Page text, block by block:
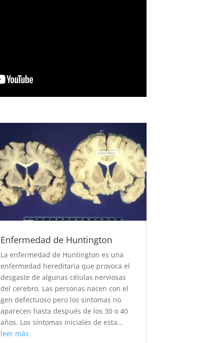
Enfermedad de Huntington
La enfermedad de Huntington es una
enfermedad hereditaria que provoca el
desgaste de algunas células nerviosas
del cerebro. Las personas nacen con el
gen defectuoso pero los síntomas no
aparecen hasta después de los 30 o 40
años. Los síntomas iniciales de esta...
leer más